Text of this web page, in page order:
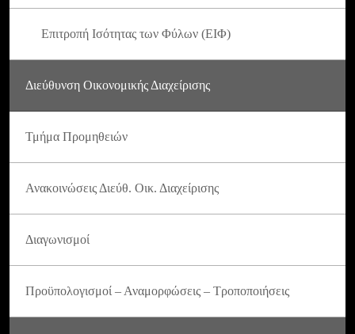
Επιτροπή Ισότητας των Φύλων (ΕΙΦ)
Διεύθυνση Οικονομικής Διαχείρισης
Τμήμα Προμηθειών
Ανακοινώσεις Διεύθ. Οικ. Διαχείρισης
Διαγωνισμοί
Προϋπολογισμοί – Αναμορφώσεις – Τροποποιήσεις